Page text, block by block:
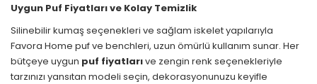
Uygun Puf Fiyatları ve Kolay Temizlik
Silinebilir kumaş seçenekleri ve sağlam iskelet yapılarıyla
Favora Home puf ve benchleri, uzun ömürlü kullanım sunar. Her
bütçeye uygun puf fiyatlarıve zengin renk seçenekleriyle
tarzınızı yansıtan modeli seçin, dekorasyonunuzu keyifle